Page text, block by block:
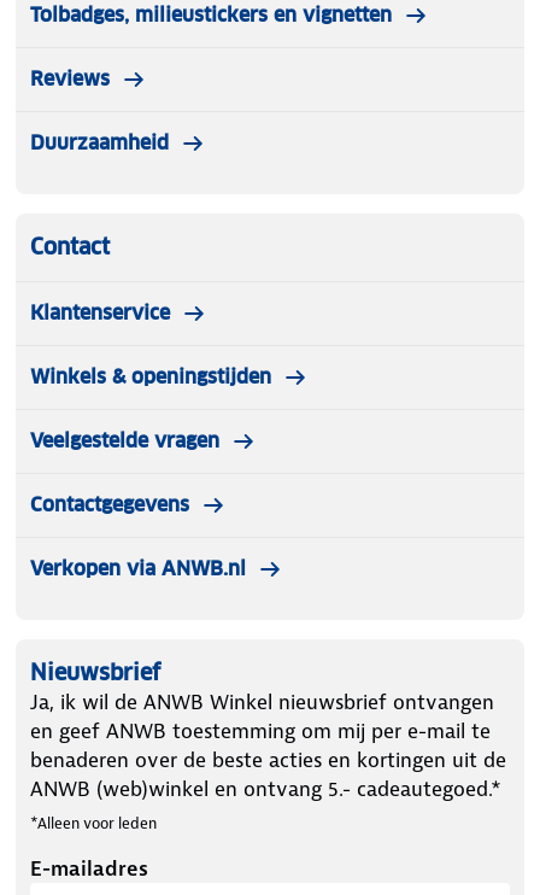
Tolbadges, milieustickers en vignetten
Reviews
Duurzaamheid
Contact
Klantenservice
Winkels & openingstijden
Veelgestelde vragen
Contactgegevens
Verkopen via ANWB.nl
Nieuwsbrief
Ja, ik wil de ANWB Winkel nieuwsbrief ontvangen
en geef ANWB toestemming om mij per e-mail te
benaderen over de beste acties en kortingen uit de
ANWB (web)winkel en ontvang 5.- cadeautegoed.*
*Alleen voor leden
E-mailadres